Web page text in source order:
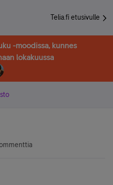
Telia.fi etusivulle
-moodissa, kunnes
lokakuussa